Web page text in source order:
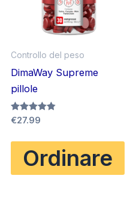
Controllo del peso
DimaWay Supreme
pillole
Valutato
€27.99
Ordinare